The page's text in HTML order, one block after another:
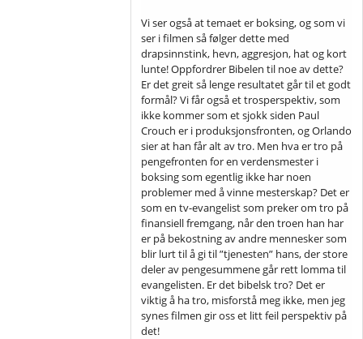
Vi ser også at temaet er boksing, og som vi
ser i filmen så følger dette med
drapsinnstink, hevn, aggresjon, hat og kort
lunte! Oppfordrer Bibelen til noe av dette?
Er det greit så lenge resultatet går til et godt
formål? Vi får også et trosperspektiv, som
ikke kommer som et sjokk siden Paul
Crouch er i produksjonsfronten, og Orlando
sier at han får alt av tro. Men hva er tro på
pengefronten for en verdensmester i
boksing som egentlig ikke har noen
problemer med å vinne mesterskap? Det er
som en tv-evangelist som preker om tro på
finansiell fremgang, når den troen han har
er på bekostning av andre mennesker som
blir lurt til å gi til ”tjenesten” hans, der store
deler av pengesummene går rett lomma til
evangelisten. Er det bibelsk tro? Det er
viktig å ha tro, misforstå meg ikke, men jeg
synes filmen gir oss et litt feil perspektiv på
det!